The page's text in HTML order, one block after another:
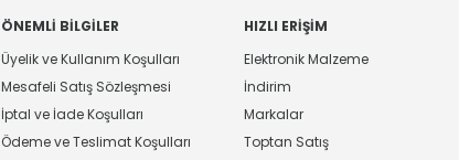
ÖNEMLI BILGILER
Üyelik ve Kullanım Koşulları
Mesafeli Satış Sözleşmesi
İptal ve İade Koşulları
Ödeme ve Teslimat Koşulları
HIZLI ERIŞIM
Elektronik Malzeme
İndirim
Markalar
Toptan Satış